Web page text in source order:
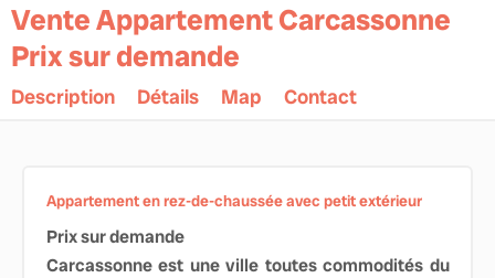
Vente Appartement Carcassonne
Prix sur demande
Description Détails Map Contact
Appartement en rez-de-chaussée avec petit extérieur
Prix sur demande
Carcassonne est une ville toutes commodités du